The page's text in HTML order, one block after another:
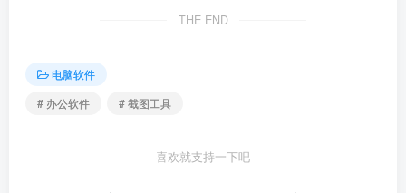
THE END
电脑软件
# 办公软件
# 截图工具
喜欢就支持一下吧